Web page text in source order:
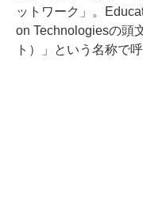
ットワーク」。
on Technologiesの頭
ト）」という名称で